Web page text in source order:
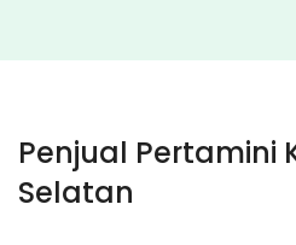
Penjual Pertamini
Selatan